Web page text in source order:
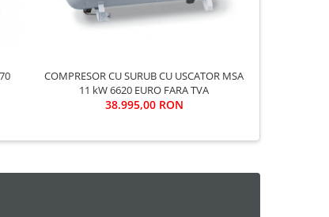
COMPRESOR CU SURUB CU USCATOR MSA
11 kW 6620 EURO FARA TVA
38.995,00 RON